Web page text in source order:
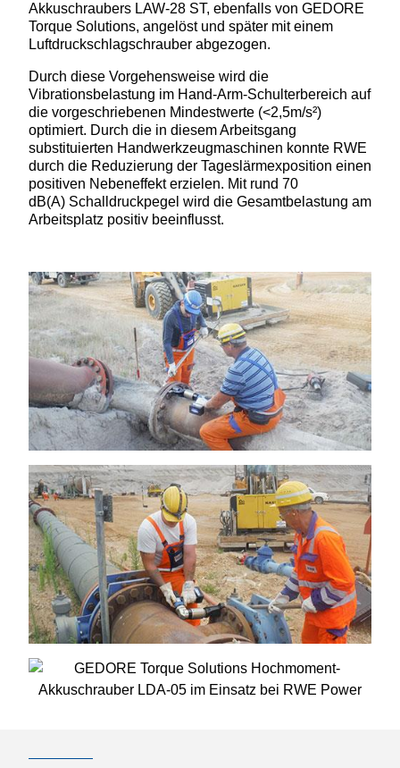
Akkuschraubers LAW-28 ST, ebenfalls von GEDORE
Torque Solutions, angelöst und später mit einem
Luftdruckschlagschrauber abgezogen.
Durch diese Vorgehensweise wird die
Vibrationsbelastung im Hand-Arm-Schulterbereich auf
die vorgeschriebenen Mindestwerte (<2,5m/s²)
optimiert. Durch die in diesem Arbeitsgang
substituierten Handwerkzeugmaschinen konnte RWE
durch die Reduzierung der Tageslärmexposition einen
positiven Nebeneffekt erzielen. Mit rund 70
dB(A) Schalldruckpegel wird die Gesamtbelastung am
Arbeitsplatz positiv beeinflusst.